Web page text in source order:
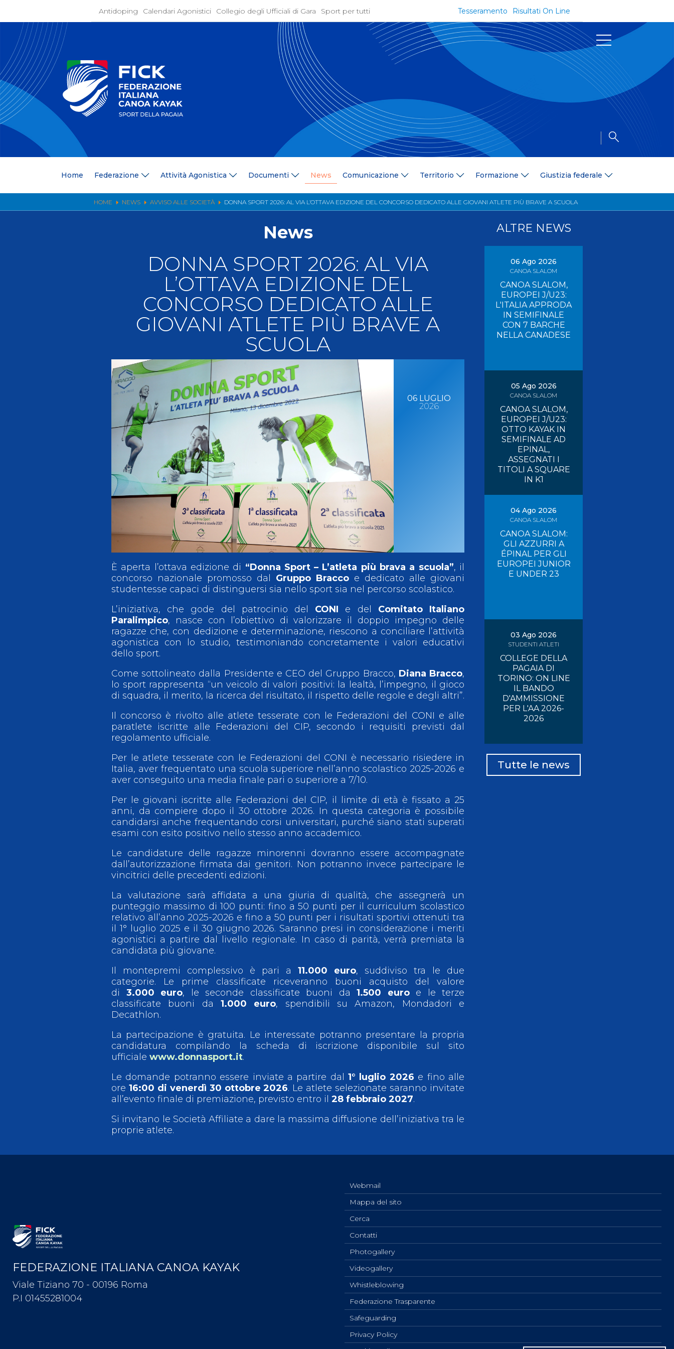
Antidoping Calendari Agonistici Collegio degli Ufficiali di Gara Sport per tutti Risultati On Line
Tesseramento
Home Federazione Attività Agonistica Documenti News Comunicazione Territorio Formazione Giustizia federale
HOME NEWS AVVISO ALLE SOCIETÀ DONNA SPORT 2026: AL VIA L’OTTAVA EDIZIONE DEL CONCORSO DEDICATO ALLE GIOVANI ATLETE PIÙ BRAVE A SCUOLA
Home
Whistleblowing
Attività Agonistica
Convocazioni
Documentazione Tecnica
Risultati On Line
Classifiche
FICK Coach
Dual Career
Documenti
Regolamenti e Codici
Delibere
Amministrazione Trasparente
News Comunicazione
Ufficio Stampa
Territorio
Comitati/Delegati Regionali
Formazione
Organigramma
Pagaia Azzurra
Nuova Canoa Ricerca
Canoa Kayak on-line
Convegni e Documenti
Albo Tecnici
Invito Pubblico Organi di Giustizia
Corte D'Appello Federale
Antidoping Calendari Agonistici Collegio degli Ufficiali di Gara Risultati On Line Tesseramento
Mappa del sito Cerca Contatti Photogallery Videogallery Whistleblowing Federazione Trasparente
Safeguarding
Privacy Policy
Cookie policy
News
DONNA SPORT 2026: AL VIA
L’OTTAVA EDIZIONE DEL
CONCORSO DEDICATO ALLE
GIOVANI ATLETE PIÙ BRAVE A
SCUOLA
06 LUGLIO
2026
È aperta l’ottava edizione di “Donna Sport – L’atleta più brava a scuola”, il
concorso nazionale promosso dal Gruppo Bracco e dedicato alle giovani
studentesse capaci di distinguersi sia nello sport sia nel percorso scolastico.
L’iniziativa, che gode del patrocinio del CONI e del Comitato Italiano
Paralimpico, nasce con l’obiettivo di valorizzare il doppio impegno delle
ragazze che, con dedizione e determinazione, riescono a conciliare l’attività
agonistica con lo studio, testimoniando concretamente i valori educativi
dello sport.
Come sottolineato dalla Presidente e CEO del Gruppo Bracco, Diana Bracco,
lo sport rappresenta “un veicolo di valori positivi: la lealtà, l’impegno, il gioco
di squadra, il merito, la ricerca del risultato, il rispetto delle regole e degli altri”.
Il concorso è rivolto alle atlete tesserate con le Federazioni del CONI e alle
paratlete iscritte alle Federazioni del CIP, secondo i requisiti previsti dal
regolamento ufficiale.
Per le atlete tesserate con le Federazioni del CONI è necessario risiedere in
Italia, aver frequentato una scuola superiore nell’anno scolastico 2025-2026 e
aver conseguito una media finale pari o superiore a 7/10.
Per le giovani iscritte alle Federazioni del CIP, il limite di età è fissato a 25
anni, da compiere dopo il 30 ottobre 2026. In questa categoria è possibile
candidarsi anche frequentando corsi universitari, purché siano stati superati
esami con esito positivo nello stesso anno accademico.
Le candidature delle ragazze minorenni dovranno essere accompagnate
dall’autorizzazione firmata dai genitori. Non potranno invece partecipare le
vincitrici delle precedenti edizioni.
La valutazione sarà affidata a una giuria di qualità, che assegnerà un
punteggio massimo di 100 punti: fino a 50 punti per il curriculum scolastico
relativo all’anno 2025-2026 e fino a 50 punti per i risultati sportivi ottenuti tra
il 1° luglio 2025 e il 30 giugno 2026. Saranno presi in considerazione i meriti
agonistici a partire dal livello regionale. In caso di parità, verrà premiata la
candidata più giovane.
Il montepremi complessivo è pari a 11.000 euro, suddiviso tra le due
categorie. Le prime classificate riceveranno buoni acquisto del valore
di 3.000 euro, le seconde classificate buoni da 1.500 euroe le terze
classificate buoni da 1.000 euro, spendibili su Amazon, Mondadori e
Decathlon.
La partecipazione è gratuita. Le interessate potranno presentare la propria
candidatura compilando la scheda di iscrizione disponibile sul sito
ufficiale www.donnasport.it.
Le domande potranno essere inviate a partire dal1° luglio 2026 e fino alle
ore 16:00 di venerdì 30 ottobre 2026. Le atlete selezionate saranno invitate
all’evento finale di premiazione, previsto entro il 28 febbraio 2027.
Si invitano le Società Affiliate a dare la massima diffusione dell’iniziativa tra le
proprie atlete.
ALTRE NEWS
06 Ago 2026
CANOA SLALOM
CANOA SLALOM,
EUROPEI J/U23:
L'ITALIA APPRODA
IN SEMIFINALE
CON 7 BARCHE
NELLA CANADESE
05 Ago 2026
CANOA SLALOM
CANOA SLALOM,
EUROPEI J/U23:
OTTO KAYAK IN
SEMIFINALE AD
EPINAL,
ASSEGNATI I
TITOLI A SQUARE
IN K1
04 Ago 2026
CANOA SLALOM
CANOA SLALOM:
GLI AZZURRI A
ÉPINAL PER GLI
EUROPEI JUNIOR
E UNDER 23
03 Ago 2026
STUDENTI ATLETI
COLLEGE DELLA
PAGAIA DI
TORINO: ON LINE
IL BANDO
D'AMMISSIONE
PER L'AA 2026-
2026
Tutte le news
FEDERAZIONE ITALIANA CANOA KAYAK
Viale Tiziano 70 - 00196 Roma
P.I 01455281004
Webmail
Mappa del sito
Cerca
Contatti
Photogallery
Videogallery
Whistleblowing
Federazione Trasparente
Safeguarding
Privacy Policy